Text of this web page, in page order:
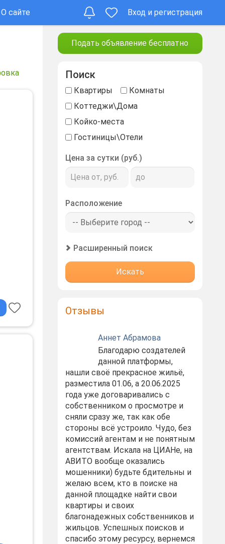
О сайте Вход и регистрация
Подать объявление бесплатно
Поиск
Квартиры
Комнаты
Коттеджи\Дома
Койко-места
Гостиницы\Отели
Цена за сутки (руб.)
Расположение
Расширенный поиск
Искать
Отзывы
Аннет Абрамова
Благодарю создателей
данной платформы,
нашли своё прекрасное жильё,
разместила 01.06, а 20.06.2025
года уже договаривались с
собственником о просмотре и
сняли сразу же, так как обе
стороны всё устроило. Чудо, без
комиссий агентам и не понятным
агентствам. Искала на ЦИАНе, на
АВИТО вообще оказались
мошенники) будьте бдительны и
желаю всем, кто в поиске на
данной площадке найти свои
квартиры и своих
благонадежных собственников и
жильцов. Успешных поисков и
спасибо этому ресурсу, вернемся